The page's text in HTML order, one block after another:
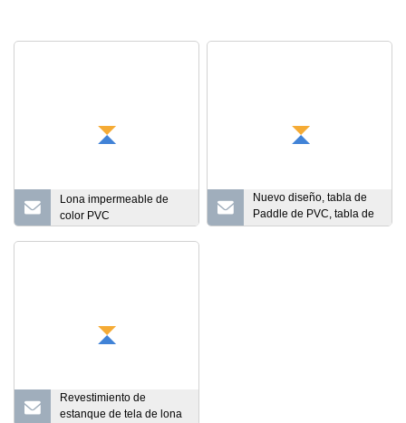
Lona impermeable de
color PVC
Nuevo diseño, tabla de
Paddle de PVC, tabla de
Paddle inflable, tabla de
Revestimiento de
estanque de tela de lona